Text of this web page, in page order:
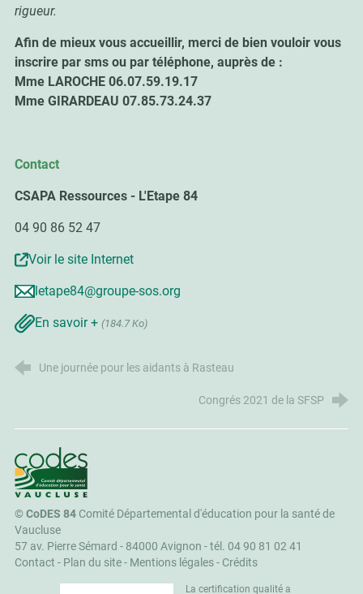
rigueur.
Afin de mieux vous accueillir, merci de bien vouloir vous
inscrire par sms ou par téléphone, auprès de :
Mme LAROCHE 06.07.59.19.17
Mme GIRARDEAU 07.85.73.24.37
Contact
CSAPA Ressources - L'Etape 84
04 90 86 52 47
Voir le site Internet
letape84@groupe-sos.org
En savoir + (184.7 Ko)
Une journée pour les aidants à Rasteau
Congrés 2021 de la SFSP
CoDES 84
©CoDES 84Comité Départemental d'éducation pour la santé de
Vaucluse
57 av. Pierre Sémard - 84000 Avignon -tél. 04 90 81 02 41
Contact - Plan du site- Mentions légales- Crédits
La certification qualité a